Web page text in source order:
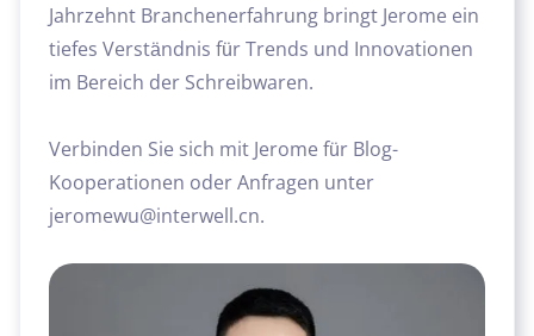
Jahrzehnt Branchenerfahrung bringt Jerome ein
tiefes Verständnis für Trends und Innovationen
im Bereich der Schreibwaren.
Verbinden Sie sich mit Jerome für Blog-
Kooperationen oder Anfragen unter
jeromewu@interwell.cn.